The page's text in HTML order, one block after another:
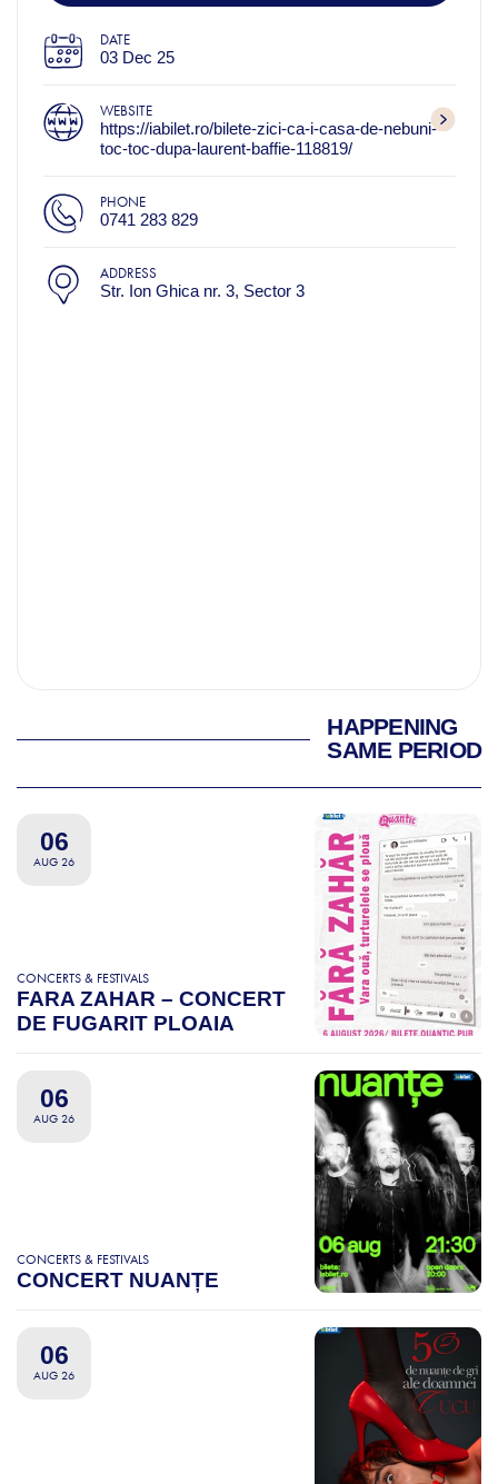
DATE
03 Dec 25
WEBSITE
https://iabilet.ro/bilete-zici-ca-i-casa-de-nebuni-
toc-toc-dupa-laurent-baffie-118819/
PHONE
0741 283 829
ADDRESS
Str. Ion Ghica nr. 3, Sector 3
HAPPENING
SAME PERIOD
06
AUG 26
CONCERTS & FESTIVALS
FARA ZAHAR – CONCERT
DE FUGARIT PLOAIA
06
AUG 26
CONCERTS & FESTIVALS
CONCERT NUANȚE
06
AUG 26